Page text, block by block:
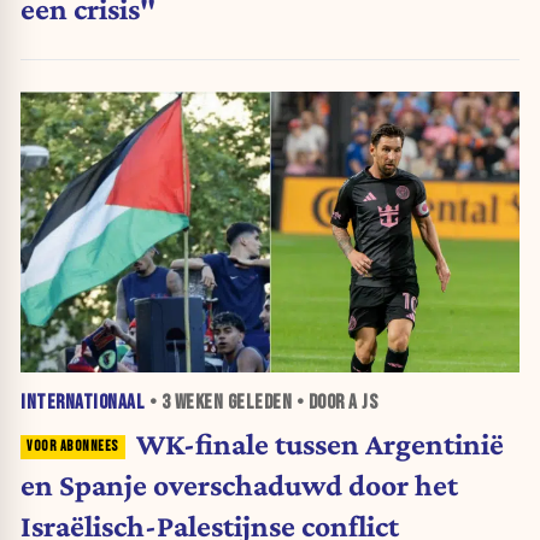
een crisis"
INTERNATIONAAL • 3 WEKEN GELEDEN • DOOR A JS
WK-finale tussen Argentinië
en Spanje overschaduwd door het
Israëlisch-Palestijnse conflict